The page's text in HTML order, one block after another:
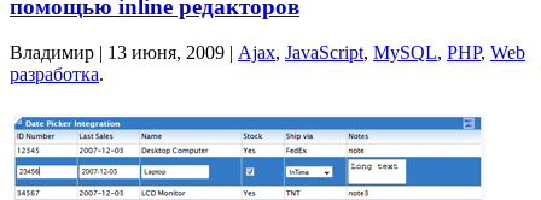
помощью inline редакторов
Владимир | 13 июня, 2009 | Ajax, JavaScript, MySQL, PHP, Web
разработка.